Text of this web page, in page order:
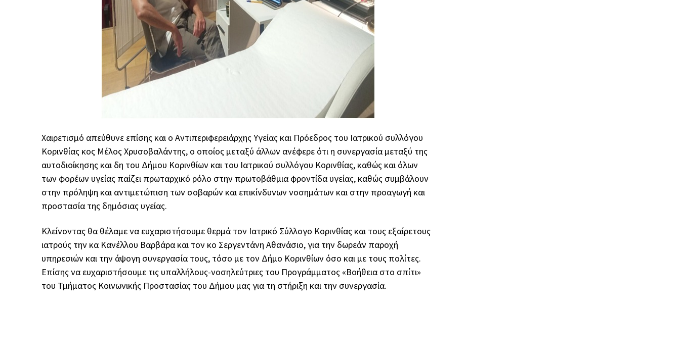
Χαιρετισμό απεύθυνε επίσης και ο Αντιπεριφερειάρχης Υγείας και Πρόεδρος του Ιατρικού συλλόγου
Κορινθίας κος Μέλος Χρυσοβαλάντης, ο οποίος μεταξύ άλλων ανέφερε ότι η συνεργασία μεταξύ της
αυτοδιοίκησης και δη του Δήμου Κορινθίων και του Ιατρικού συλλόγου Κορινθίας, καθώς και όλων
των φορέων υγείας παίζει πρωταρχικό ρόλο στην πρωτοβάθμια φροντίδα υγείας, καθώς συμβάλουν
στην πρόληψη και αντιμετώπιση των σοβαρών και επικίνδυνων νοσημάτων και στην προαγωγή και
προστασία της δημόσιας υγείας.
Κλείνοντας θα θέλαμε να ευχαριστήσουμε θερμά τον Ιατρικό Σύλλογο Κορινθίας και τους εξαίρετους
ιατρούς την κα Κανέλλου Βαρβάρα και τον κο Σεργεντάνη Αθανάσιο, για την δωρεάν παροχή
υπηρεσιών και την άψογη συνεργασία τους, τόσο με τον Δήμο Κορινθίων όσο και με τους πολίτες.
Επίσης να ευχαριστήσουμε τις υπαλλήλους-νοσηλεύτριες του Προγράμματος «Βοήθεια στο σπίτι»
του Τμήματος Κοινωνικής Προστασίας του Δήμου μας για τη στήριξη και την συνεργασία.